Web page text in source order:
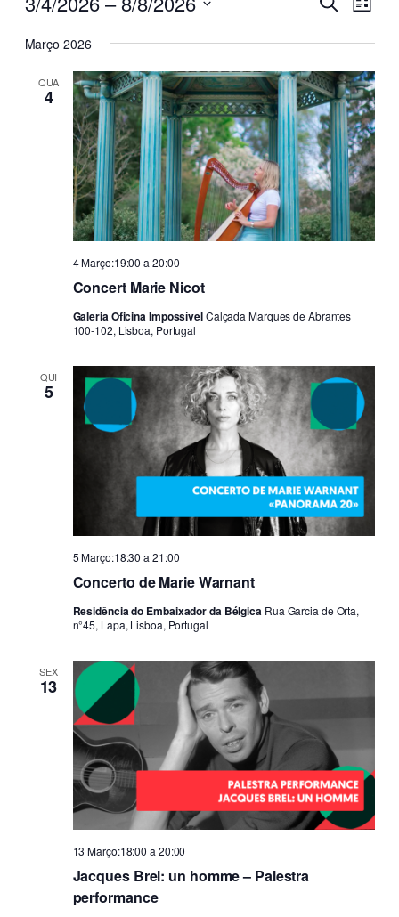
e
de
Eventos
Lista
a
Março 2026
QUA
4
Concert Marie Nicot
4 Março:19:00 a 20:00
Galeria Oficina ImpossívelCalçada Marques de Abrantes
100-102, Lisboa, Portugal
QUI
5
Concerto de Marie Warnant
5 Março:18:30 a 21:00
Residência do Embaixador da Bélgica Rua Garcia de Orta,
n°45, Lapa, Lisboa, Portugal
SEX
13
Jacques Brel: un homme – Palestra
performance
13 Março:18:00 a 20:00